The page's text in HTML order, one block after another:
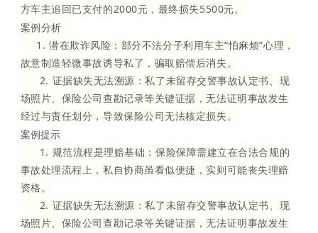
方车主追回已支付的2000元，最终损失5500元。
案例分析
1. 潜在欺诈风险：部分不法分子利用车主“怕麻烦”心理，
故意制造轻微事故诱导私了，骗取赔偿后消失。
2. 证据缺失无法溯源：私了未留存交警事故认定书、现
场照片、保险公司查勘记录等关键证据，无法证明事故发生
经过与责任划分，导致保险公司无法核定损失。
案例提示
1. 规范流程是理赔基础：保险保障需建立在合法合规的
事故处理流程上，私自协商虽看似便捷，实则可能丧失理赔
资格。
2. 证据缺失无法溯源：私了未留存交警事故认定书、现
场照片、保险公司查勘记录等关键证据，无法证明事故发生